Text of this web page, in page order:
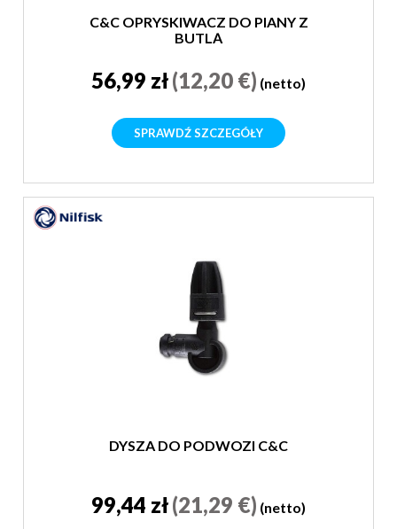
C&C OPRYSKIWACZ DO PIANY Z
BUTLĄ
56,99 zł(12,20 €) (netto)
SPRAWDŹ SZCZEGÓŁY
DYSZA DO PODWOZI C&C
99,44 zł(21,29 €) (netto)